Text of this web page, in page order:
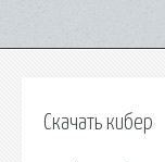
Скачать кибер